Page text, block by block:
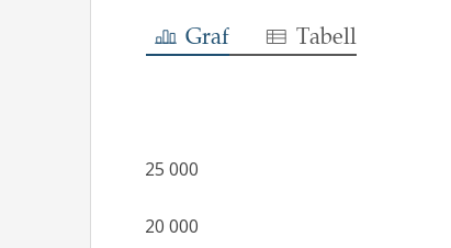
Graf Tabell
20 000
25 000